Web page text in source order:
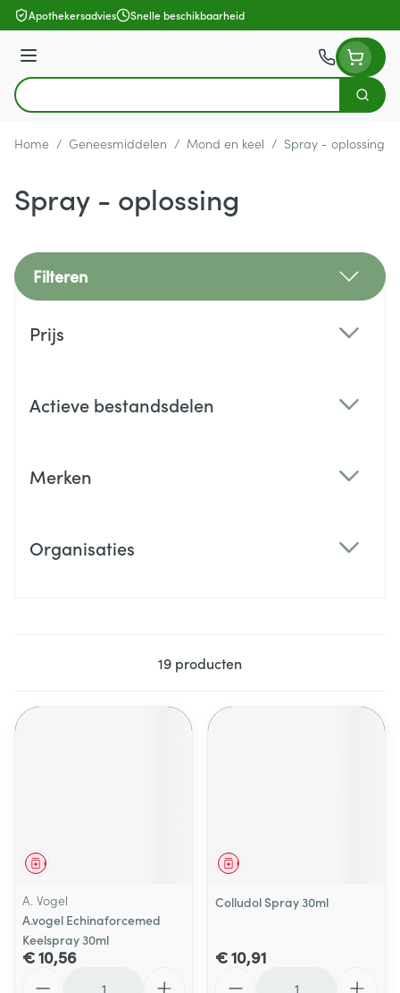
Ga naar de inhoud
Apothekersadvies Snelle beschikbaarheid
Menu
Product, merk, categorie...
Zoek
Home / Geneesmiddelen / Mond en keel / Spray - oplossing
Spray - oplossing
Filteren
Prijs
Actieve bestandsdelen
Merken
Organisaties
19 producten
Geneesmiddel
A. Vogel
A.vogel Echinaforcemed
Keelspray 30ml
€ 10,56
Geneesmiddel
Colludol Spray 30ml
€ 10,91